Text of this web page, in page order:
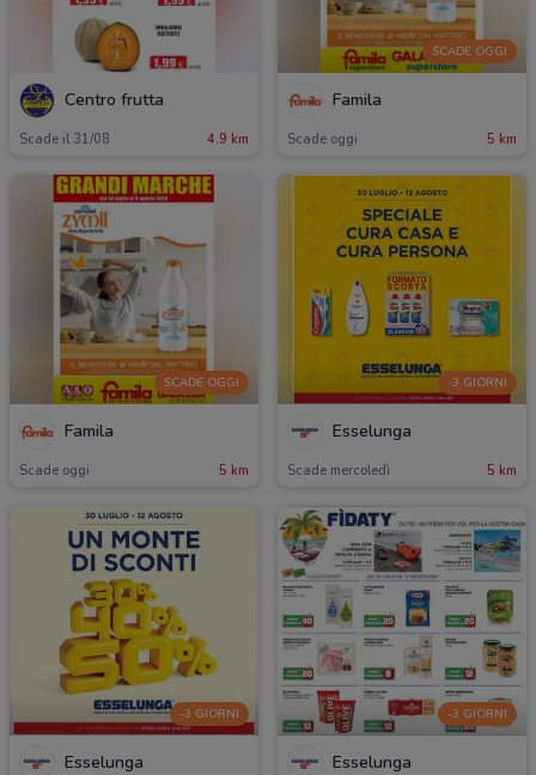
Centro frutta
Scade il 31/08 4.9 km
SCADE OGGI
Famila
Scade oggi 5 km
SCADE OGGI
Famila
Scade oggi 5 km
-3 GIORNI
Esselunga
Scade mercoledì 5 km
-3 GIORNI
Esselunga
-3 GIORNI
Esselunga